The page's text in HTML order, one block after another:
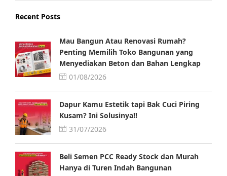
Recent Posts
Mau Bangun Atau Renovasi Rumah?
Penting Memilih Toko Bangunan yang
Menyediakan Beton dan Bahan Lengkap
01/08/2026
Dapur Kamu Estetik tapi Bak Cuci Piring
Kusam? Ini Solusinya!!
31/07/2026
Beli Semen PCC Ready Stock dan Murah
Hanya di Turen Indah Bangunan